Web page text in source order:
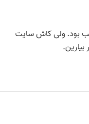
بود. ولی کاش سایت